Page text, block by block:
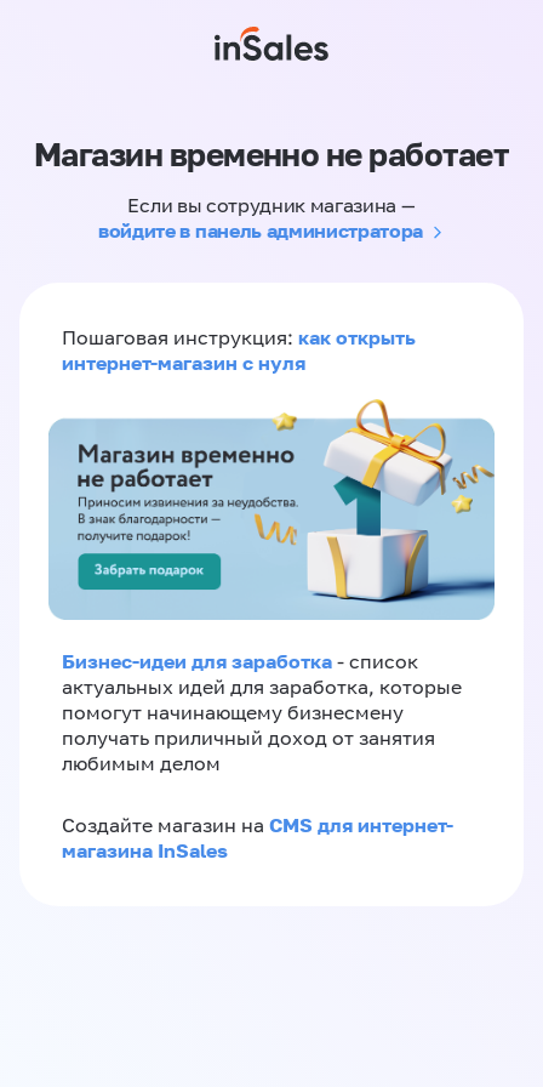
Магазин временно не работает
Если вы сотрудник магазина —
войдите в панель администратора
Пошаговая инструкция: как открыть
интернет-магазин с нуля
Бизнес-идеи для заработка - список
актуальных идей для заработка, которые
помогут начинающему бизнесмену
получать приличный доход от занятия
любимым делом
Создайте магазин на CMS для интернет-
магазина InSales